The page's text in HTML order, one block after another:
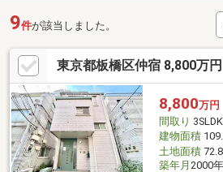
9件が該当しました。
東京都板橋区仲宿 8,800万
8,800万円
間取り 3SLDK
建物面積
土地面積
築年月 2000